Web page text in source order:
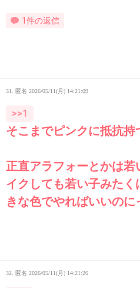
1件の返信
31. 匿名 2026/05/11(月) 14:21:09
>>1
そこまでピンクに抵抗持
正直アラフォーとかは若
イクしても若い子みた
きな色でやればいいのに
32. 匿名 2026/05/11(月) 14:21:26